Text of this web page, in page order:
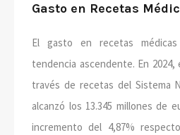
Gasto en Recetas
El gasto en recetas
tendencia ascendente. En
través de recetas del Sistema
alcanzó los 13.345 millones de
incremento del 4,87%